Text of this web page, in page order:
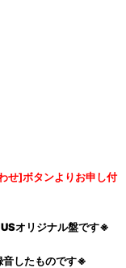
せ]ボタンよりお申し付
オリジナル盤です※
音したものです※